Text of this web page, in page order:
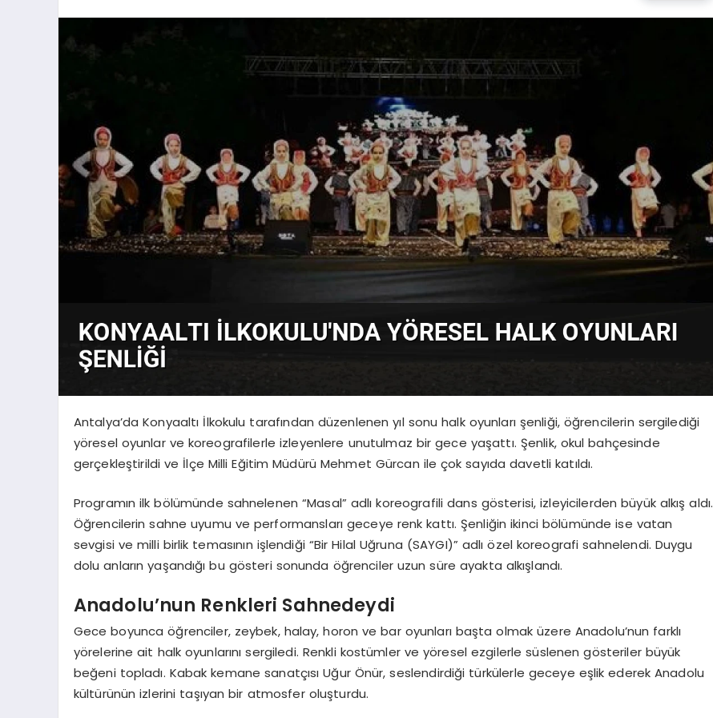
Antalya’da Konyaaltı İlkokulu tarafından düzenlenen yıl sonu halk oyunları şenliği, öğrencilerin sergilediği
yöresel oyunlar ve koreografilerle izleyenlere unutulmaz bir gece yaşattı. Şenlik, okul bahçesinde
gerçekleştirildi ve İlçe Milli Eğitim Müdürü Mehmet Gürcan ile çok sayıda davetli katıldı.
Programın ilk bölümünde sahnelenen “Masal” adlı koreografili dans gösterisi, izleyicilerden büyük alkış aldı.
Öğrencilerin sahne uyumu ve performansları geceye renk kattı. Şenliğin ikinci bölümünde ise vatan
sevgisi ve milli birlik temasının işlendiği “Bir Hilal Uğruna (SAYGI)” adlı özel koreografi sahnelendi. Duygu
dolu anların yaşandığı bu gösteri sonunda öğrenciler uzun süre ayakta alkışlandı.
Anadolu’nun Renkleri Sahnedeydi
Gece boyunca öğrenciler, zeybek, halay, horon ve bar oyunları başta olmak üzere Anadolu’nun farklı
yörelerine ait halk oyunlarını sergiledi. Renkli kostümler ve yöresel ezgilerle süslenen gösteriler büyük
beğeni topladı. Kabak kemane sanatçısı Uğur Önür, seslendirdiği türkülerle geceye eşlik ederek Anadolu
kültürünün izlerini taşıyan bir atmosfer oluşturdu.